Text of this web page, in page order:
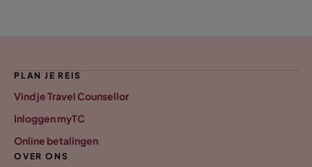
PLAN JE REIS
Vind je Travel Counsellor
Inloggen myTC
Online betalingen
OVER ONS